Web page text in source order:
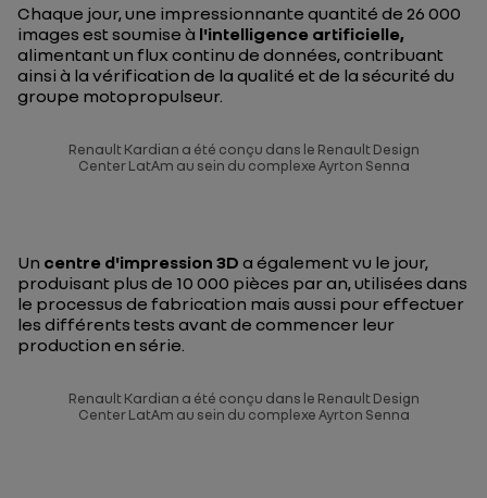
Chaque jour, une impressionnante quantité de 26 000
images est soumise à l'intelligence artificielle,
alimentant un flux continu de données, contribuant
ainsi à la vérification de la qualité et de la sécurité du
groupe motopropulseur.
Renault Kardian a été conçu dans le Renault Design
Center LatAm au sein du complexe Ayrton Senna
Un centre d'impression 3D a également vu le jour,
produisant plus de 10 000 pièces par an, utilisées dans
le processus de fabrication mais aussi pour effectuer
les différents tests avant de commencer leur
production en série.
Renault Kardian a été conçu dans le Renault Design
Center LatAm au sein du complexe Ayrton Senna